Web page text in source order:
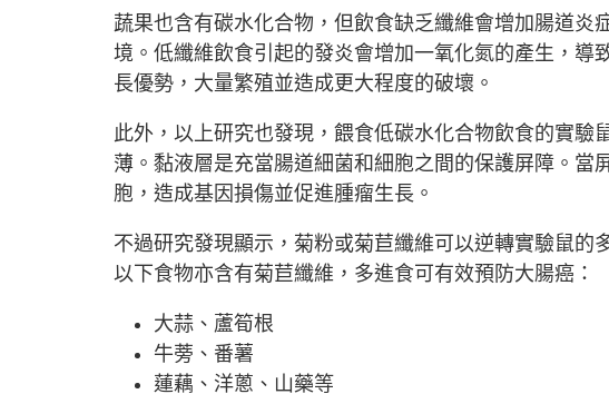
蔬果也含有碳水化合物，但飲食缺乏纖維會增加腸道炎
境。低纖維飲食引起的發炎會增加一氧化氮的產生，導
長優勢，大量繁殖並造成更大程度的破壞。
此外，以上研究也發現，餵食低碳水化合物飲食的實
薄。黏液層是充當腸道細菌和細胞之間的保護屏障。當
胞，造成基因損傷並促進腫瘤生長。
不過研究發現顯示，菊粉或菊苣纖維可以逆轉實驗鼠的
以下食物亦含有菊苣纖維，多進食可有效預防大腸癌：
大蒜、蘆筍根
牛蒡、番薯
蓮藕、洋蔥、山藥等